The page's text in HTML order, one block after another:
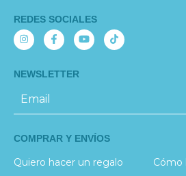
REDES SOCIALES
NEWSLETTER
COMPRAR Y ENVÍOS
Quiero hacer un regalo Cómo